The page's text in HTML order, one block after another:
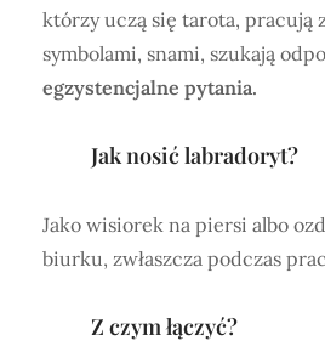
którzy uczą się tarota, pracują
symbolami, snami, szukają
egzystencjalne pytania.
Jak nosić labradoryt?
Jako wisiorek na piersi albo
biurku, zwłaszcza podczas
Z czym łączyć?